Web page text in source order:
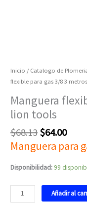
Inicio / Catalogo de
flexible para gas 3/8 3
Manguera
lion tools
$68.13$64.00
Manguera para
Disponibilidad: 99
Añadir al